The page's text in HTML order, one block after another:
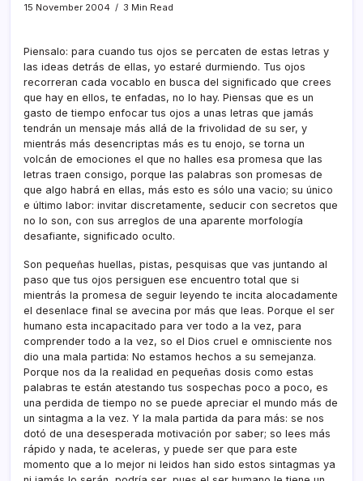
15 November 2004
3 Min Read
Piensalo: para cuando tus ojos se percaten de estas letras y
las ideas detrás de ellas, yo estaré durmiendo. Tus ojos
recorreran cada vocablo en busca del significado que crees
que hay en ellos, te enfadas, no lo hay. Piensas que es un
gasto de tiempo enfocar tus ojos a unas letras que jamás
tendrán un mensaje más allá de la frivolidad de su ser, y
mientrás más desencriptas más es tu enojo, se torna un
volcán de emociones el que no halles esa promesa que las
letras traen consigo, porque las palabras son promesas de
que algo habrá en ellas, más esto es sólo una vacio; su único
e último labor: invitar discretamente, seducir con secretos que
no lo son, con sus arreglos de una aparente morfologí­a
desafiante, significado oculto.
Son pequeñas huellas, pistas, pesquisas que vas juntando al
paso que tus ojos persiguen ese encuentro total que si
mientrás la promesa de seguir leyendo te incita alocadamente
el desenlace final se avecina por más que leas. Porque el ser
humano esta incapacitado para ver todo a la vez, para
comprender todo a la vez, so el Dios cruel e omnisciente nos
dio una mala partida: No estamos hechos a su semejanza.
Porque nos da la realidad en pequeñas dosis como estas
palabras te están atestando tus sospechas poco a poco, es
una perdida de tiempo no se puede apreciar el mundo más de
un sintagma a la vez. Y la mala partida da para más: se nos
dotó de una desesperada motivación por saber; so lees más
rápido y nada, te aceleras, y puede ser que para este
momento que a lo mejor ni leidos han sido estos sintagmas ya